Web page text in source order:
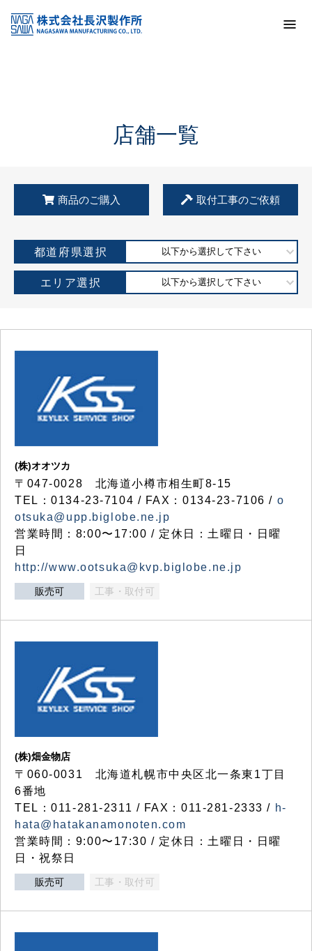
KSS加盟店・取扱店情報
店舗一覧
店舗一覧
商品のご購入 取付工事のご依頼
都道府県選択 以下から選択して下さい
エリア選択 以下から選択して下さい
(株)オオツカ
〒047-0028 北海道小樽市相生町8-15
TEL：0134-23-7104 / FAX：0134-23-7106 / o
otsuka@upp.biglobe.ne.jp
営業時間：8:00〜17:00 / 定休日：土曜日・日曜
日
http://www.ootsuka@kvp.biglobe.ne.jp
販売可 工事・取付可
(株)畑金物店
〒060-0031 北海道札幌市中央区北一条東1丁目
6番地
TEL：011-281-2311 / FAX：011-281-2333 / h-
hata@hatakanamonoten.com
営業時間：9:00〜17:30 / 定休日：土曜日・日曜
日・祝祭日
販売可 工事・取付可